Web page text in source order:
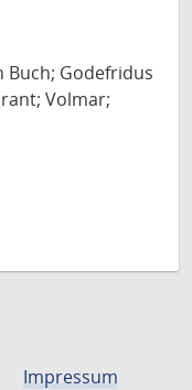
Buch; Godefridus
Volmar;
Impressum